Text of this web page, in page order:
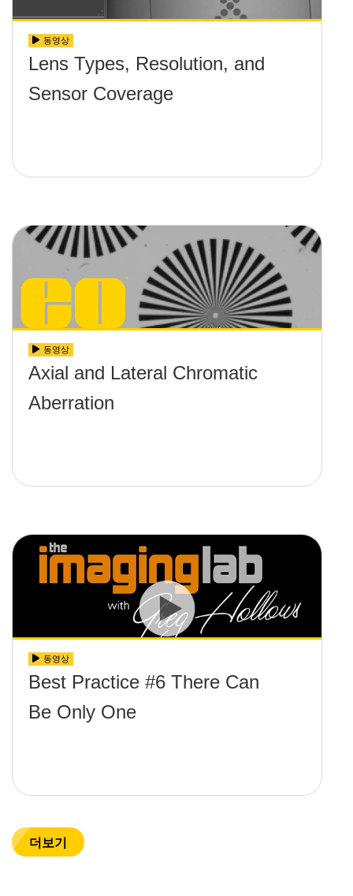
동영상
Lens Types, Resolution, and
Sensor Coverage
동영상
Axial and Lateral Chromatic
Aberration
동영상
Best Practice #6 There Can
Be Only One
더보기